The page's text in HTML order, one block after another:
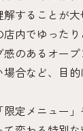
のレストラン
業時間や定休
ストラン選び
備のレストラ
することが
内でゆった
のあるオー
合など、目
定メニュー